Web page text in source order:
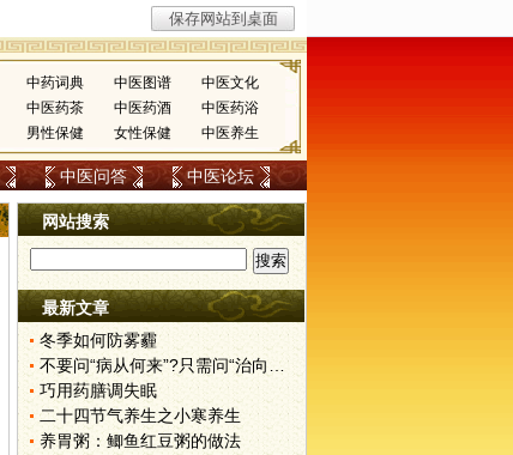
中药词典 中医图谱
中医文化
中医药茶 中医药酒
中医药浴
男性保健 女性保健 中医养生
中医问答 中医论坛
网站搜索
最新文章
冬季如何防雾霾
不要问“病从何来”?只需问“治向何去”?
巧用药膳调失眠
二十四节气养生之小寒养生
养胃粥：鲫鱼红豆粥的做法